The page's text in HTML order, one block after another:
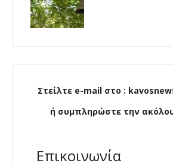
Στείλτε e-mail στο :
ή συμπληρώστε την
Επικοινωνία